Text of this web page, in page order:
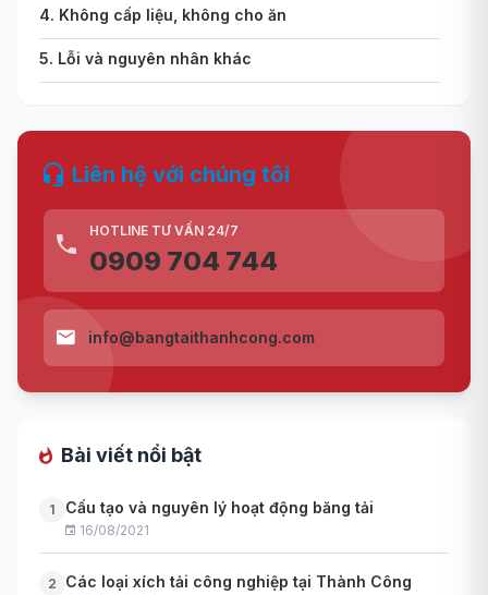
4. Không cấp liệu, không cho ăn
5. Lỗi và nguyên nhân khác
Liên hệ với chúng tôi
HOTLINE TƯ VẤN 24/7
0909 704 744
info@bangtaithanhcong.com
Bài viết nổi bật
1 Cấu tạo và nguyên lý hoạt động băng tải
16/08/2021
2 Các loại xích tải công nghiệp tại Thành Công